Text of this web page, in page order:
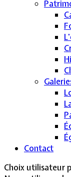
Contact
Choix utilisateur